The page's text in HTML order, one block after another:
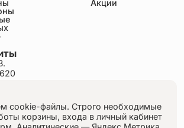
Акции
соглашение
персональных данных
cookie-файлы. Строго необходимые
корзины, входа в личный кабинет